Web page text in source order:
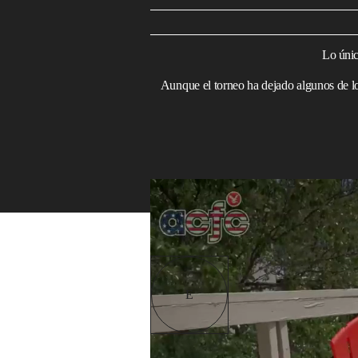
Lo
Aunque el torneo ha dejado algunos de
¿Puede Estados Unidos ganar el
Read in English
E
steMundial ha
que advertían sobre
masivas de
Estados Unidos, no se
En cambio, el torneo
cantidad de goles. Y, quizá lo más